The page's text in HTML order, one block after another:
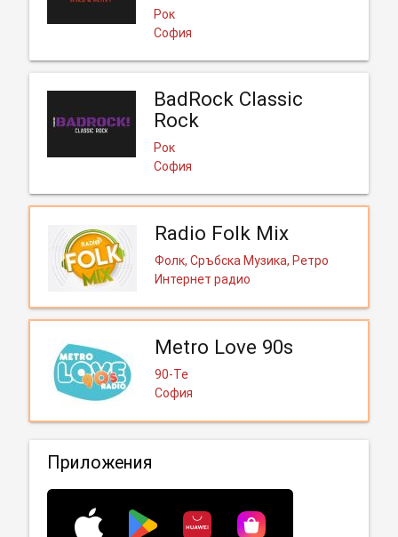
Рок
София
BadRock Classic
Rock
Рок
София
Radio Folk Mix
Фолк, Сръбска Музика, Ретро
Интернет радио
Metro Love 90s
90-Те
София
Приложения